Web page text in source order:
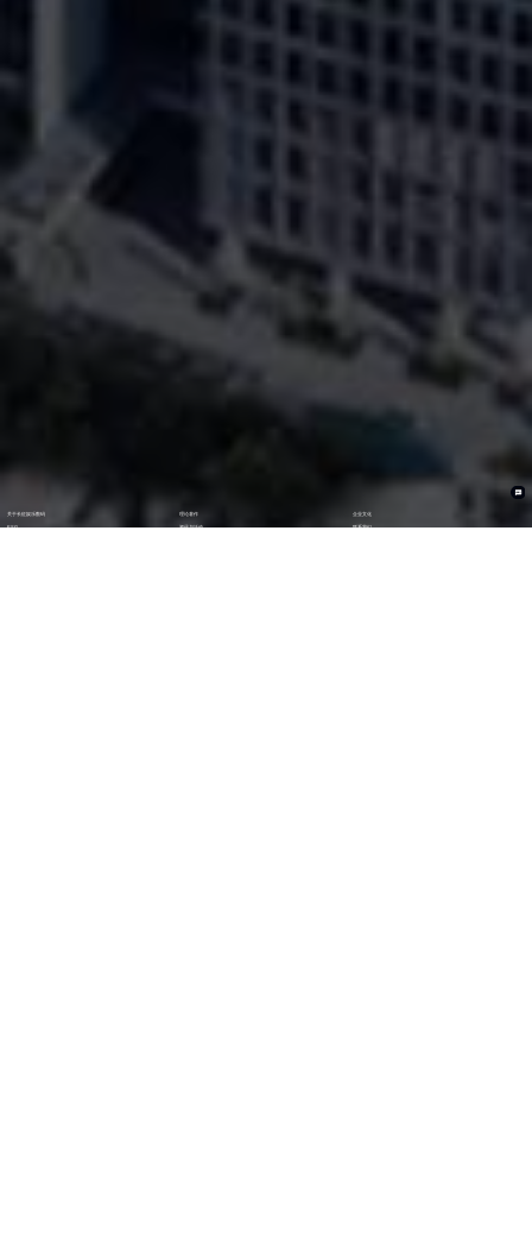
关于长征娱乐数码 理论著作 企业文化
ESG 资讯与活动 联系我们